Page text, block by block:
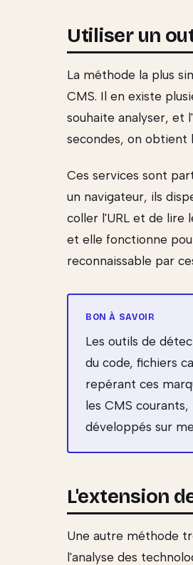
Utiliser un
La méthode la plus
CMS. Il en existe
souhaite analyser, et
secondes, on obtient
Ces services sont
un navigateur, ils
coller l'URL et de lire
et elle fonctionne
reconnaissable par
Les outils de
du code, fichiers
repérant ces
les CMS
développés sur
L'extension
Une autre méthode
l'analyse des